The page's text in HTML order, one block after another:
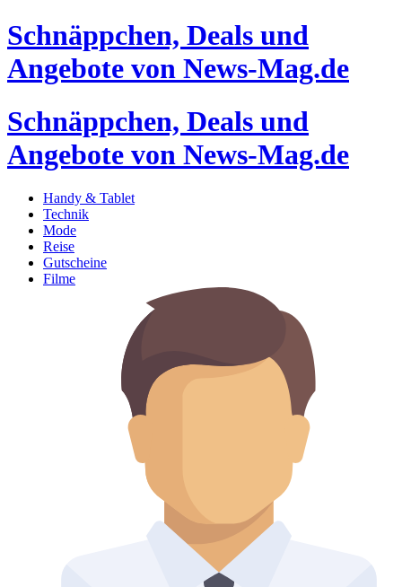
Schnäppchen, Deals und
Angebote von News-Mag.de
Schnäppchen, Deals und
Angebote von News-Mag.de
Handy & Tablet
Technik
Mode
Reise
Gutscheine
Filme